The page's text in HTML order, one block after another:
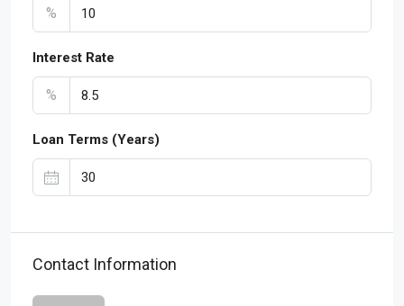
%
Interest Rate
%
Loan Terms (Years)
Contact Information